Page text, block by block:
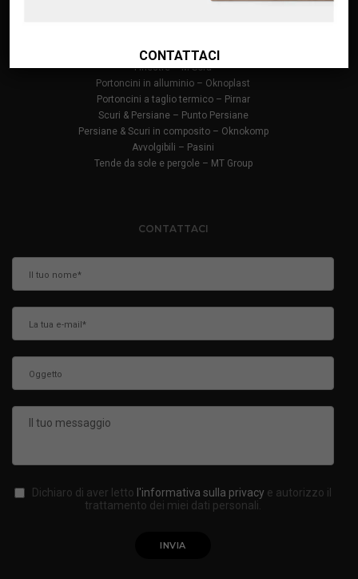
Finestre in alluminio – Oknoplast
Finestre – M Sora
Portoncini in alluminio – Oknoplast
Portoncini a taglio termico – Pirnar
Scuri & Persiane – Punto Persiane
Persiane & Scuri in composito – Oknokomp
Avvolgibili – Pasini
Tende da sole e pergole – MT Group
CONTATTACI
Dichiaro di aver letto l'informativa sulla privacy e autorizzo il
trattamento dei miei dati personali.
CONTATTACI